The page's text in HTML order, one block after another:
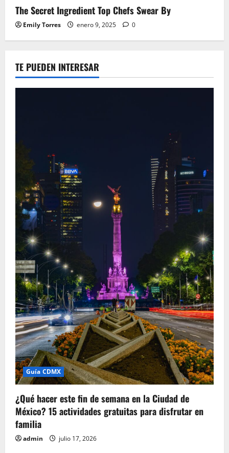
The Secret Ingredient Top Chefs Swear By
Emily Torres enero 9, 2025 0
TE PUEDEN INTERESAR
Guía CDMX
¿Qué hacer este fin de semana en la Ciudad de
México? 15 actividades gratuitas para disfrutar en
familia
admin julio 17, 2026